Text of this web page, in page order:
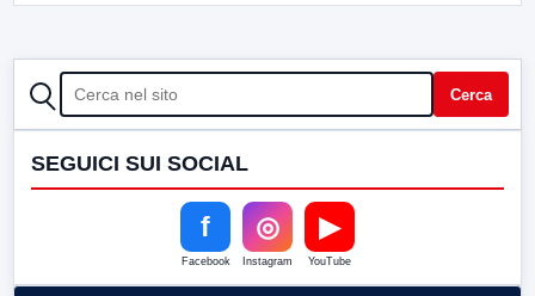
CERCA Cerca
SEGUICI SUI SOCIAL
f
Facebook
◎
Instagram
▶
YouTube